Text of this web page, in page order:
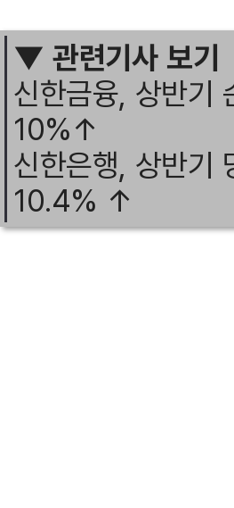
▼ 관련기사 보기
신한금융, 상반
10%↑
신한은행, 상반
10.4% ↑